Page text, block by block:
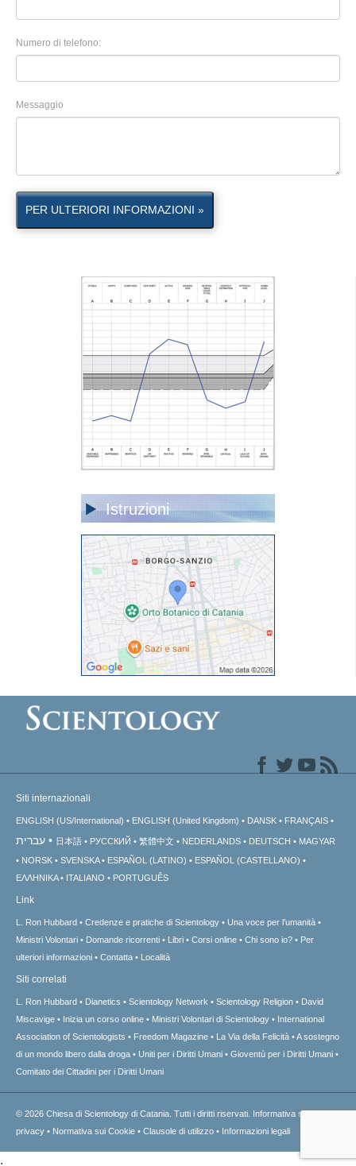
Numero di telefono:
Messaggio
PER ULTERIORI INFORMAZIONI »
Istruzioni
Siti internazionali
ENGLISH (US/International) ENGLISH (United Kingdom) DANSK FRANÇAIS
עברית 日本語 РУССКИЙ 繁體中文 NEDERLANDS DEUTSCH
MAGYAR
NORSK
SVENSKA ESPAÑOL (LATINO)
ESPAÑOL (CASTELLANO)
ΕΛΛΗΝΙΚA
ITALIANO PORTUGUÊS
Link
L. Ron Hubbard Credenze e pratiche di Scientology
Una voce per l’umanità
Ministri Volontari
Domande ricorrenti Libri Corsi online Chi sono io?
Per
ulteriori informazioni
Contatta Località
Siti correlati
L. Ron Hubbard Dianetics Scientology Network Scientology Religion
David
Miscavige
Inizia un corso online Ministri Volontari di Scientology
International
Association of Scientologists
Freedom Magazine La Via della Felicità
A sostegno
di un mondo libero dalla droga
Uniti per i Diritti Umani
Gioventù per i Diritti Umani
Comitato dei Cittadini per i Diritti Umani
© 2026 Chiesa di Scientology di Catania. Tutti i diritti riservati.
Informativa sulla
privacy • Normativa sui Cookie • Clausole di utilizzo • Informazioni legali
.